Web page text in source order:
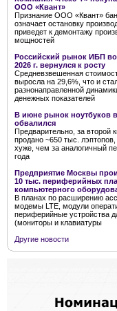
ООО «Квант»
Признание ООО «Квант»
означает остановку
приведет к демонтажу
мощностей
Российский рынок ИБП во
2026 г. вернулся к росту
Средневзвешенная
выросла на 29,6%, что и
разнонаправленной
денежных показателей
В июне рынок ноутбуков
обвалился
Предварительно, за второй
продано ~650 тыс.
хуже, чем за аналогичный
года
Предприятие Москвы
10 тыс. периферийных
компьютерного
В планах по расширению
модемы LTE, модули
периферийные устройства
(мониторы и клавиатуры
Другие новости